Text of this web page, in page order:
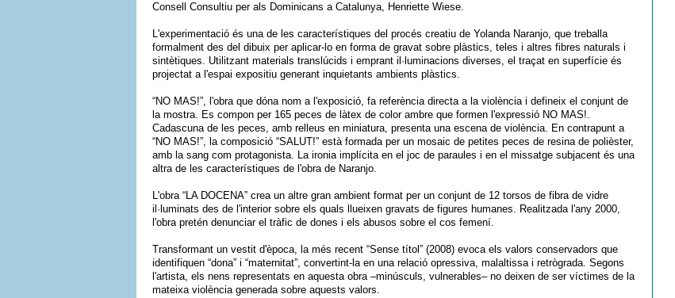
Consell Consultiu per als Dominicans a Catalunya, Henriette Wiese.
L'experimentació és una de les característiques del procés creatiu de Yolanda Naranjo, que treballa
formalment des del dibuix per aplicar-lo en forma de gravat sobre plàstics, teles i altres fibres naturals i
sintètiques. Utilitzant materials translúcids i emprant il·luminacions diverses, el traçat en superfície és
projectat a l'espai expositiu generant inquietants ambients plàstics.
“NO MAS!”, l'obra que dóna nom a l'exposició, fa referència directa a la violència i defineix el conjunt de
la mostra. Es compon per 165 peces de làtex de color ambre que formen l'expressió NO MAS!.
Cadascuna de les peces, amb relleus en miniatura, presenta una escena de violència. En contrapunt a
“NO MAS!”, la composició “SALUT!” està formada per un mosaic de petites peces de resina de polièster,
amb la sang com protagonista. La ironia implícita en el joc de paraules i en el missatge subjacent és una
altra de les característiques de l'obra de Naranjo.
L'obra “LA DOCENA” crea un altre gran ambient format per un conjunt de 12 torsos de fibra de vidre
il·luminats des de l'interior sobre els quals llueixen gravats de figures humanes. Realitzada l'any 2000,
l'obra pretén denunciar el tràfic de dones i els abusos sobre el cos femení.
Transformant un vestit d'època, la més recent “Sense títol” (2008) evoca els valors conservadors que
identifiquen “dona” i “maternitat”, convertint-la en una relació opressiva, malaltissa i retrògrada. Segons
l'artista, els nens representats en aquesta obra –minúsculs, vulnerables– no deixen de ser víctimes de la
mateixa violència generada sobre aquests valors.